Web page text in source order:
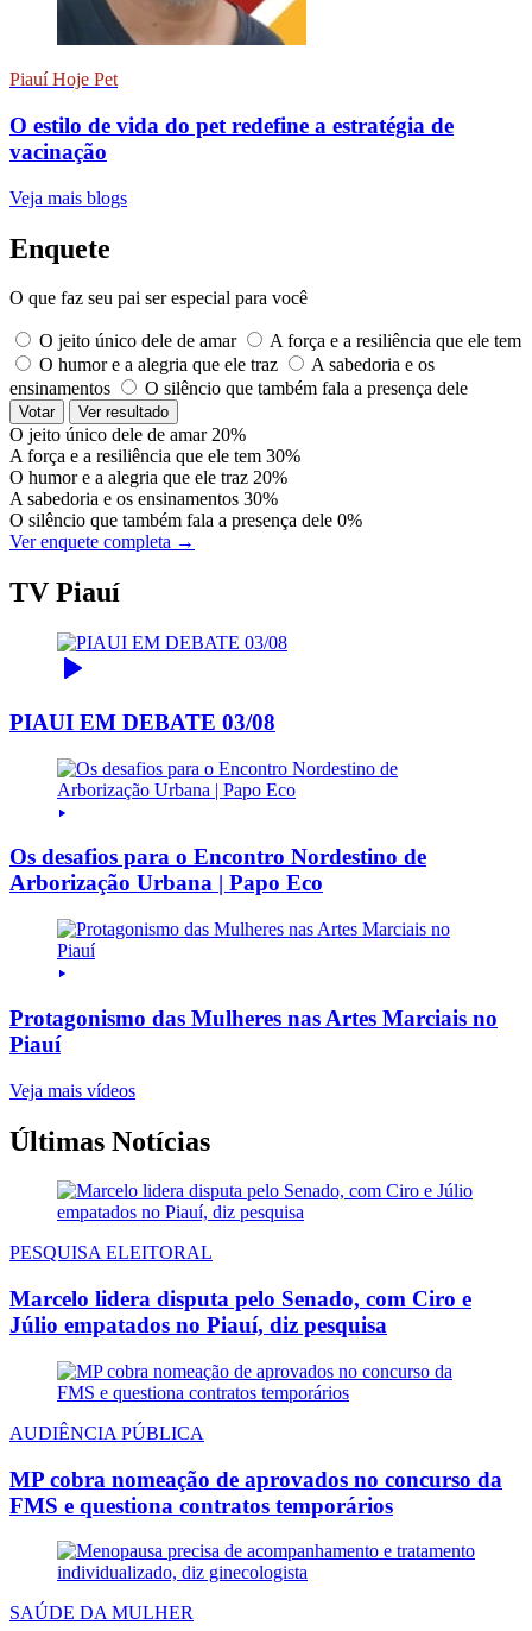
Piauí Hoje Pet
O estilo de vida do pet redefine a estratégia de
vacinação
Veja mais blogs
Enquete
O que faz seu pai ser especial para você
O jeito único dele de amar
A força e a resiliência que ele tem
O humor e a alegria que ele traz
A sabedoria e os
ensinamentos
O silêncio que também fala a presença dele
Votar Ver resultado
O jeito único dele de amar 20%
A força e a resiliência que ele tem 30%
O humor e a alegria que ele traz 20%
A sabedoria e os ensinamentos 30%
O silêncio que também fala a presença dele 0%
Ver enquete completa →
TV Piauí
PIAUI EM DEBATE 03/08
Os desafios para o Encontro Nordestino de
Arborização Urbana | Papo Eco
Protagonismo das Mulheres nas Artes Marciais no
Piauí
Veja mais vídeos
Últimas Notícias
PESQUISA ELEITORAL
Marcelo lidera disputa pelo Senado, com Ciro e
Júlio empatados no Piauí, diz pesquisa
AUDIÊNCIA PÚBLICA
MP cobra nomeação de aprovados no concurso da
FMS e questiona contratos temporários
SAÚDE DA MULHER